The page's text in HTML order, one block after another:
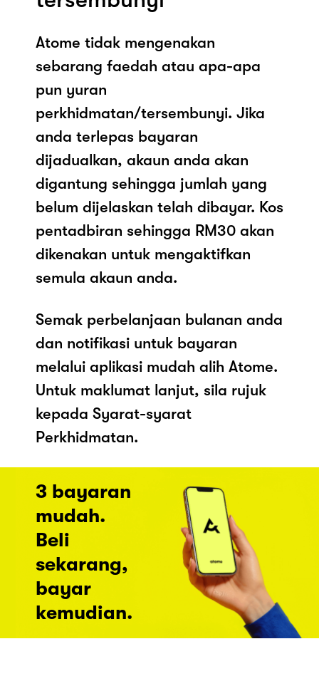
Atome tidak mengenakan
sebarang faedah atau apa-apa
pun yuran
perkhidmatan/tersembunyi. Jika
anda terlepas bayaran
dijadualkan, akaun anda akan
digantung sehingga jumlah yang
belum dijelaskan telah dibayar. Kos
pentadbiran sehingga RM30 akan
dikenakan untuk mengaktifkan
semula akaun anda.
Semak perbelanjaan bulanan anda
dan notifikasi untuk bayaran
melalui aplikasi mudah alih Atome.
Untuk maklumat lanjut, sila rujuk
kepada Syarat-syarat
Perkhidmatan.
3 bayaran
mudah.
Beli
sekarang,
bayar
kemudian.